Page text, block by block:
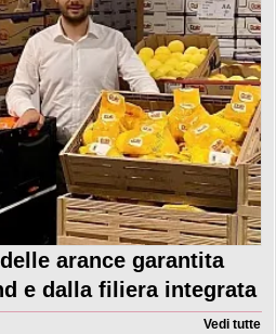
arance garantita
e dalla filiera integrata
Vedi tutte